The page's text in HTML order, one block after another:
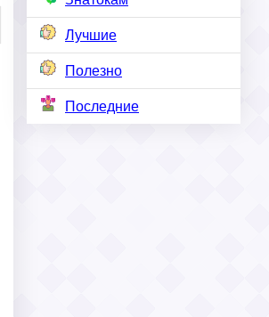
Лучшие
Полезно
Последние